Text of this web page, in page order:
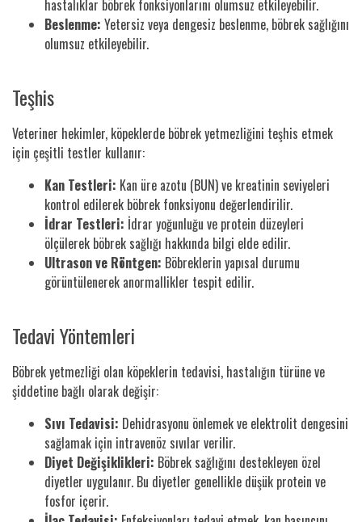
hastalıklar böbrek fonksiyonlarını olumsuz etkileyebilir.
Beslenme: Yetersiz veya dengesiz beslenme, böbrek sağlığını
olumsuz etkileyebilir.
Teşhis
Veteriner hekimler, köpeklerde böbrek yetmezliğini teşhis etmek
için çeşitli testler kullanır:
Kan Testleri: Kan üre azotu (BUN) ve kreatinin seviyeleri
kontrol edilerek böbrek fonksiyonu değerlendirilir.
İdrar Testleri: İdrar yoğunluğu ve protein düzeyleri
ölçülerek böbrek sağlığı hakkında bilgi elde edilir.
Ultrason ve Röntgen: Böbreklerin yapısal durumu
görüntülenerek anormallikler tespit edilir.
Tedavi Yöntemleri
Böbrek yetmezliği olan köpeklerin tedavisi, hastalığın türüne ve
şiddetine bağlı olarak değişir:
Sıvı Tedavisi: Dehidrasyonu önlemek ve elektrolit dengesini
sağlamak için intravenöz sıvılar verilir.
Diyet Değişiklikleri: Böbrek sağlığını destekleyen özel
diyetler uygulanır. Bu diyetler genellikle düşük protein ve
fosfor içerir.